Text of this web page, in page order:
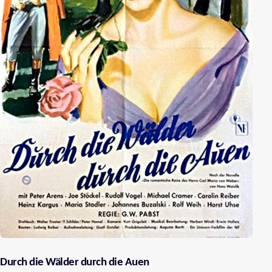
Durch die Wälder durch die Auen